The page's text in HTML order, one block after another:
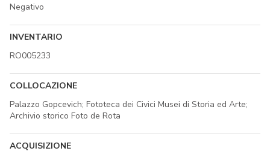
Negativo
INVENTARIO
RO005233
COLLOCAZIONE
Palazzo Gopcevich; Fototeca dei Civici Musei di Storia ed Arte;
Archivio storico Foto de Rota
ACQUISIZIONE